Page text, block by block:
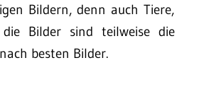
Bildern, denn auch Tiere,
Bilder sind teilweise die
besten Bilder.